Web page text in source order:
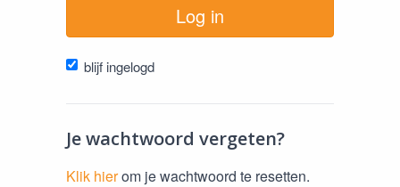
Log in
blijf ingelogd
Je wachtwoord vergeten?
Klik hierom je wachtwoord te resetten.